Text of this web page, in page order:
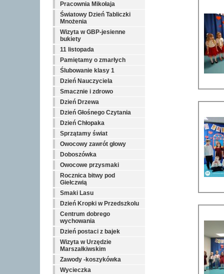
Pracownia Mikołaja
Światowy Dzień Tabliczki
Mnożenia
Wizyta w GBP-jesienne
bukiety
11 listopada
Pamiętamy o zmarłych
Ślubowanie klasy 1
Dzień Nauczyciela
Smacznie i zdrowo
Dzień Drzewa
Dzień Głośnego Czytania
Dzień Chłopaka
Sprzątamy świat
Owocowy zawrót głowy
Doboszówka
Owocowe przysmaki
Rocznica bitwy pod
Giełczwią
Smaki Lasu
Dzień Kropki w Przedszkolu
Centrum dobrego
wychowania
Dzień postaci z bajek
Wizyta w Urzędzie
Marszałkiwskim
Zawody -koszykówka
Wycieczka